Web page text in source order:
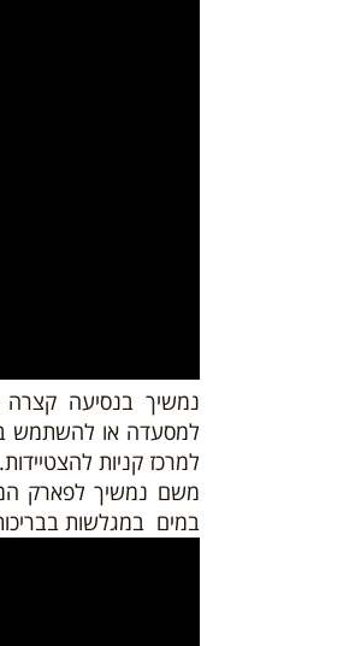
נמשיך בנסיעה קצרה
למסעדה או להשתמש
למרכז קניות להצטיידות.
משם נמשיך לפארק
במים במגלשות